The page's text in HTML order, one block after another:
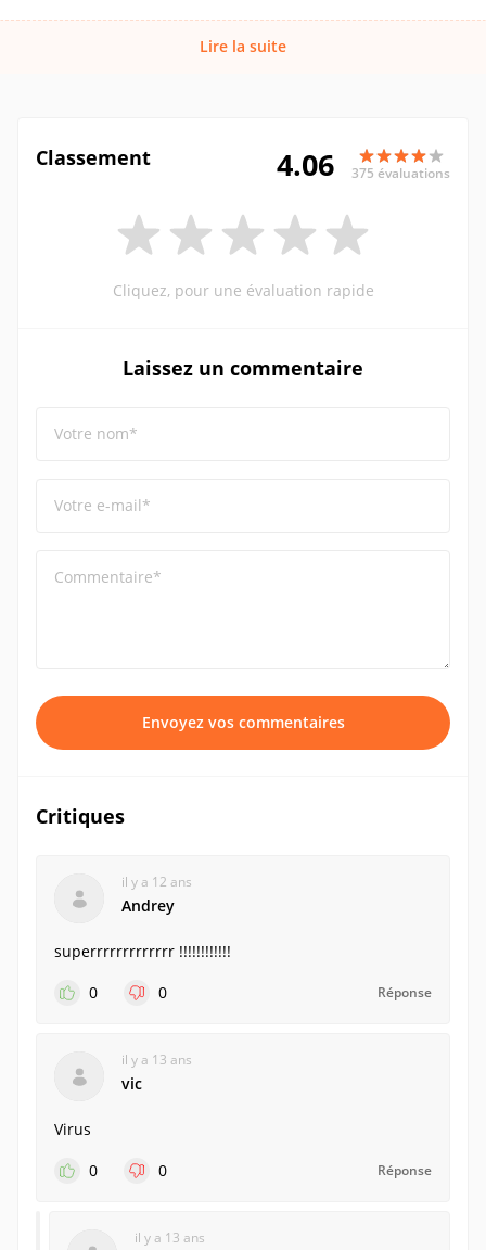
Lire la suite
Classement 4.06 375 évaluations
Cliquez, pour une évaluation rapide
Laissez un commentaire
Votre nom*
Votre e-mail*
Commentaire*
Envoyez vos commentaires
Critiques
il y a 12 ans
Andrey
superrrrrrrrrrrrr !!!!!!!!!!!!
0
0 Réponse
il y a 13 ans
vic
Virus
0
0 Réponse
il y a 13 ans